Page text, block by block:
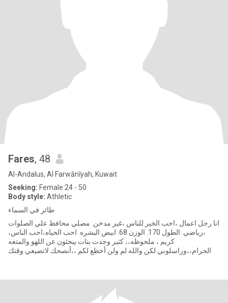
Fares, 48
Al-Andalus, Al Farwānīyah, Kuwait
Seeking: Female 24 - 50
Body style: Athletic
طائر في السماء
انا رجل اعمال ،احب الخير للناس ،غير مدخن. مصلي محافظ علي الصلوات
،رياضي. الطول 170. الوزن 68. ابيض البشره. احب الحياه،احب الناس،
كريم ، ملحوظه،، كثير وجدت بنات يبحثون عن اللهو والمتعه
الحرام،،وراسلوني لكن والله لم ولن أخظع لكم ،،أنصحك لاتضيعي وقتك